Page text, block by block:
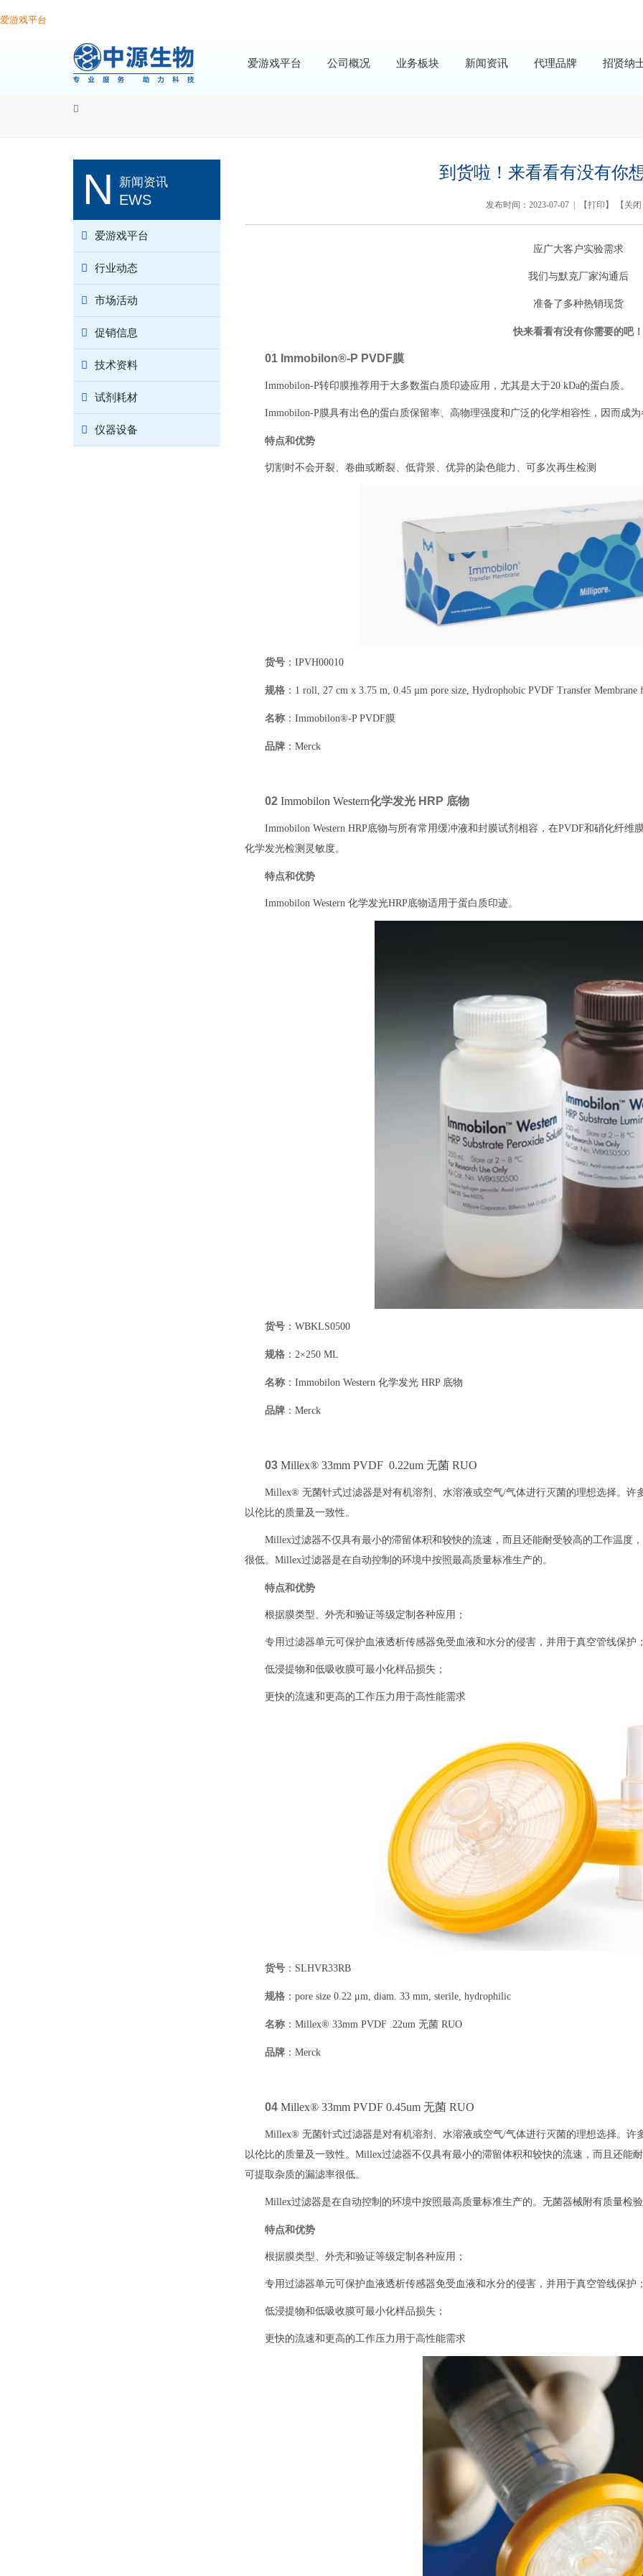
爱游戏平台
爱游戏平台 公司概况 业务板块 新闻资讯 代理品牌 招贤纳
N 新闻资讯
EWS
爱游戏平台
行业动态
市场活动
促销信息
技术资料
试剂耗材
仪器设备
到货啦！来看看有没有你
发布时间：2023-07-07 | 【打印 】 【 关闭
应广大客户实验需求
我们与默克厂家沟通后
准备了多种热销现货
快来看看有没有你需要的吧！
01 Immobilon®-P PVDF膜
Immobilon-P转印膜推荐用于大多数蛋白质印迹应用，尤其是大于20 kDa的蛋白质。
Immobilon-P膜具有出色的蛋白质保留率、高物理强度和广泛的化学相容性，因而成
特点和优势
切割时不会开裂、卷曲或断裂、低背景、优异的染色能力、可多次再生检测
货号 ：IPVH00010
规格 ：1 roll, 27 cm x 3.75 m, 0.45 µm pore size, Hydrophobic PVDF Transfer Membrane
名称 ：Immobilon®-P PVDF膜
品牌 ：Merck
02Immobilon Western化学发光 HRP 底物
Immobilon Western HRP底物与所有常用缓冲液和封膜试剂相容，在PVDF和硝化纤
化学发光检测灵敏度。
特点和优势
Immobilon Western 化学发光HRP底物适用于蛋白质印迹。
货号 ：WBKLS0500
规格 ：2×250 ML
名称 ：Immobilon Western 化学发光 HRP 底物
品牌 ：Merck
03 Millex® 33mm PVDF 0.22um 无菌 RUO
Millex® 无菌针式过滤器是对有机溶剂、水溶液或空气/气体进行灭菌的理想选择。
以伦比的质量及一致性。
Millex过滤器不仅具有最小的滞留体积和较快的流速，而且还能耐受较高的工作温度
很低。Millex过滤器是在自动控制的环境中按照最高质量标准生产的。
特点和优势
根据膜类型、外壳和验证等级定制各种应用；
专用过滤器单元可保护血液透析传感器免受血液和水分的侵害，并用于真空管线保护
低浸提物和低吸收膜可最小化样品损失；
更快的流速和更高的工作压力用于高性能需求
货号 ：SLHVR33RB
规格 ：pore size 0.22 μm, diam. 33 mm, sterile, hydrophilic
名称 ：Millex® 33mm PVDF .22um 无菌 RUO
品牌 ：Merck
04 Millex® 33mm PVDF 0.45um 无菌 RUO
Millex® 无菌针式过滤器是对有机溶剂、水溶液或空气/气体进行灭菌的理想选择。
以伦比的质量及一致性。Millex过滤器不仅具有最小的滞留体积和较快的流速，而且还能
可提取杂质的漏滤率很低。
Millex过滤器是在自动控制的环境中按照最高质量标准生产的。无菌器械附有质量检
特点和优势
根据膜类型、外壳和验证等级定制各种应用；
专用过滤器单元可保护血液透析传感器免受血液和水分的侵害，并用于真空管线保护
低浸提物和低吸收膜可最小化样品损失；
更快的流速和更高的工作压力用于高性能需求